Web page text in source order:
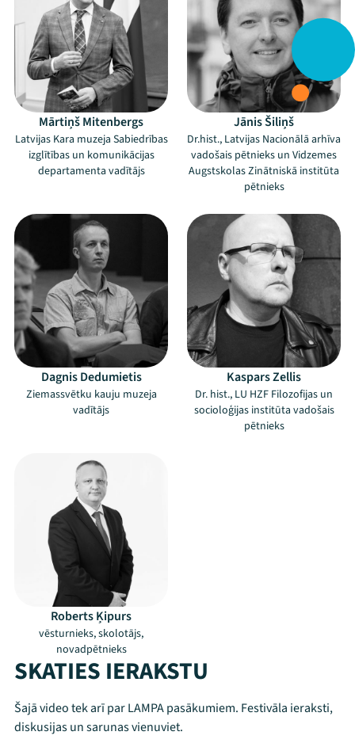
Mana programma
Mārtiņš Mitenbergs
Latvijas Kara muzeja Sabiedrības
izglītības un komunikācijas
departamenta vadītājs
Jānis Šiliņš
Dr.hist., Latvijas Nacionālā arhīva
vadošais pētnieks un Vidzemes
Augstskolas Zinātniskā institūta
pētnieks
Dagnis Dedumietis
Ziemassvētku kauju muzeja
vadītājs
Kaspars Zellis
Dr. hist., LU HZF Filozofijas un
socioloģijas institūta vadošais
pētnieks
Roberts Ķipurs
vēsturnieks, skolotājs,
novadpētnieks
SKATIES IERAKSTU
Šajā video tek arī par LAMPA pasākumiem. Festivāla ieraksti,
diskusijas un sarunas vienuviet.